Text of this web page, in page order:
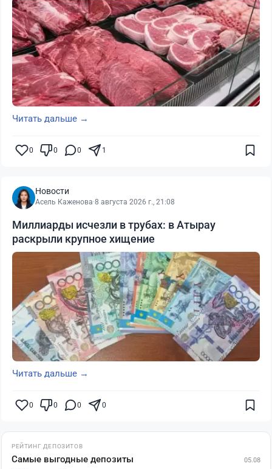
Читать дальше →
0 0 0 1
Новости
Асель Каженова·8 августа 2026 г., 21:08
Миллиарды исчезли в трубах: в Атырау
раскрыли крупное хищение
Читать дальше →
0 0 0 0
РЕЙТИНГ ДЕПОЗИТОВ
Самые выгодные депозиты 05.08